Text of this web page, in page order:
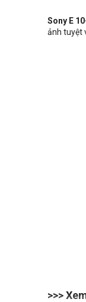
Sony E
ảnh tuyệt
>>>